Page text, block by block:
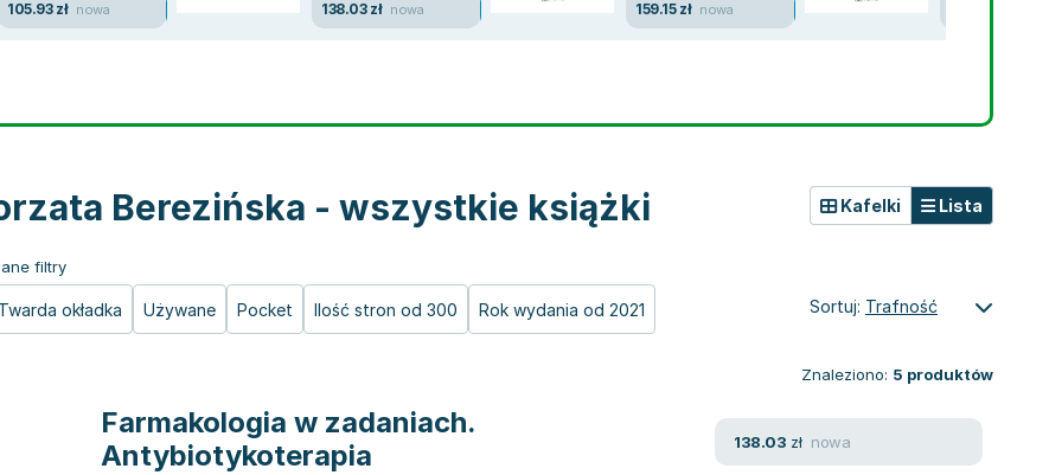
105.93 zł nowa 138.03 zł nowa 159.15 zł nowa
Berezińska - wszystkie książki
filtry
Twarda okładka Używane Pocket Ilość stron od 300 Rok wydania od 2021
Kafelki Lista
Sortuj: Trafność
Znaleziono: 5 produktów
Farmakologia w zadaniach.
Antybiotykoterapia
138.03 zł nowa